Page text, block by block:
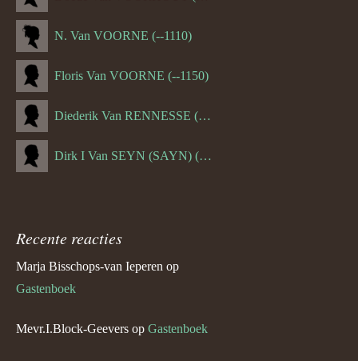
N. Van VOORNE (--1110)
Floris Van VOORNE (--1150)
Diederik Van RENNESSE (--1144)
Dirk I Van SEYN (SAYN) (--1120)
Recente reacties
Marja Bisschops-van Ieperen op
Gastenboek
Mevr.I.Block-Geevers op Gastenboek